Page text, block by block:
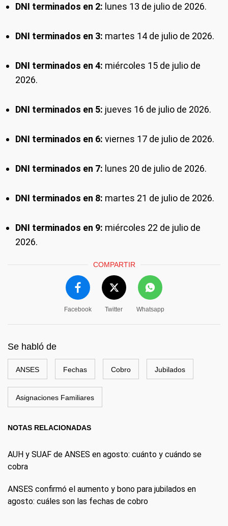
DNI terminados en 2: lunes 13 de julio de 2026.
DNI terminados en 3: martes 14 de julio de 2026.
DNI terminados en 4: miércoles 15 de julio de
2026.
DNI terminados en 5: jueves 16 de julio de 2026.
DNI terminados en 6: viernes 17 de julio de 2026.
DNI terminados en 7: lunes 20 de julio de 2026.
DNI terminados en 8: martes 21 de julio de 2026.
DNI terminados en 9: miércoles 22 de julio de
2026.
COMPARTIR
Facebook Twitter Whatsapp
Se habló de
ANSES Fechas Cobro Jubilados
Asignaciones Familiares
NOTAS RELACIONADAS
AUH y SUAF de ANSES en agosto: cuánto y cuándo se
cobra
ANSES confirmó el aumento y bono para jubilados en
agosto: cuáles son las fechas de cobro